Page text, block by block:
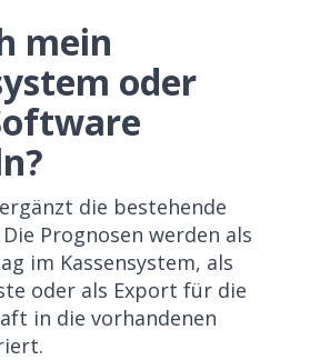
mein
oder
die bestehende
Prognosen werden als
im Kassensystem, als
oder als Export für die
in die vorhandenen